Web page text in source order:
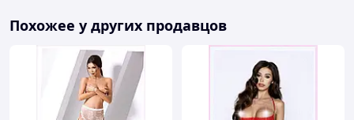
Похожее у других продавцов